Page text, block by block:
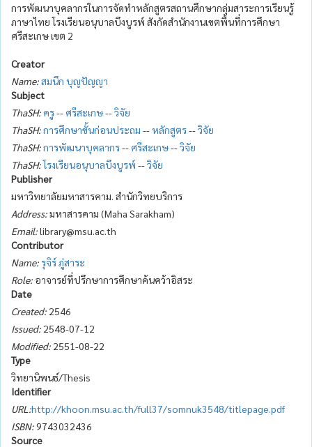
การพัฒนาบุคลากรในการจัดทำหลักสูตรสถานศึกษากลุ่มสาระการเรียนรู้
ภาษาไทย โรงเรียนอนุบาลบึงบูรพ์ สังกัดสำนักงานเขตพื้นที่การศึกษา
ศรีสะเกษ เขต 2
Creator
Name:สมนึก บุญปัญญา
Subject
ThaSH: ครู-- ศรีสะเกษ--วิจัย
ThaSH:การศึกษาขั้นก่อนประถม --หลักสูตร--วิจัย
ThaSH:การพัฒนาบุคลากร-- ศรีสะเกษ--วิจัย
ThaSH:โรงเรียนอนุบาลบึงบูรพ์ --วิจัย
Publisher
มหาวิทยาลัยมหาสารคาม. สำนักวิทยบริการ
Address:มหาสารคาม (Maha Sarakham)
Email:library@msu.ac.th
Contributor
Name: รุจิร์ ภู่สาระ
Role: อาจารย์ที่ปรึกษาการศึกษาค้นคว้าอิสระ
Date
Created: 2546
Issued: 2548-07-12
Modified: 2551-08-22
Type
วิทยานิพนธ์/Thesis
Identifier
URL:http://khoon.msu.ac.th/full37/somnuk3548/titlepage.pdf
ISBN:9743032436
Source